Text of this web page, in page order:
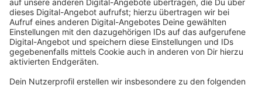
Schule um jeweils einen Zug zu erweitern. Bei den
weiterführenden Schulen wird Neubau bzw. Sanierung
des Euregio-Gymnasiums als wichtigste
Maßnahme der Schulentwicklungsplanung angeführt.
Danach kommt der Ausbau der Albert-Schweitzer-
Realschule und mittel-bis langfristig die Umwandlung